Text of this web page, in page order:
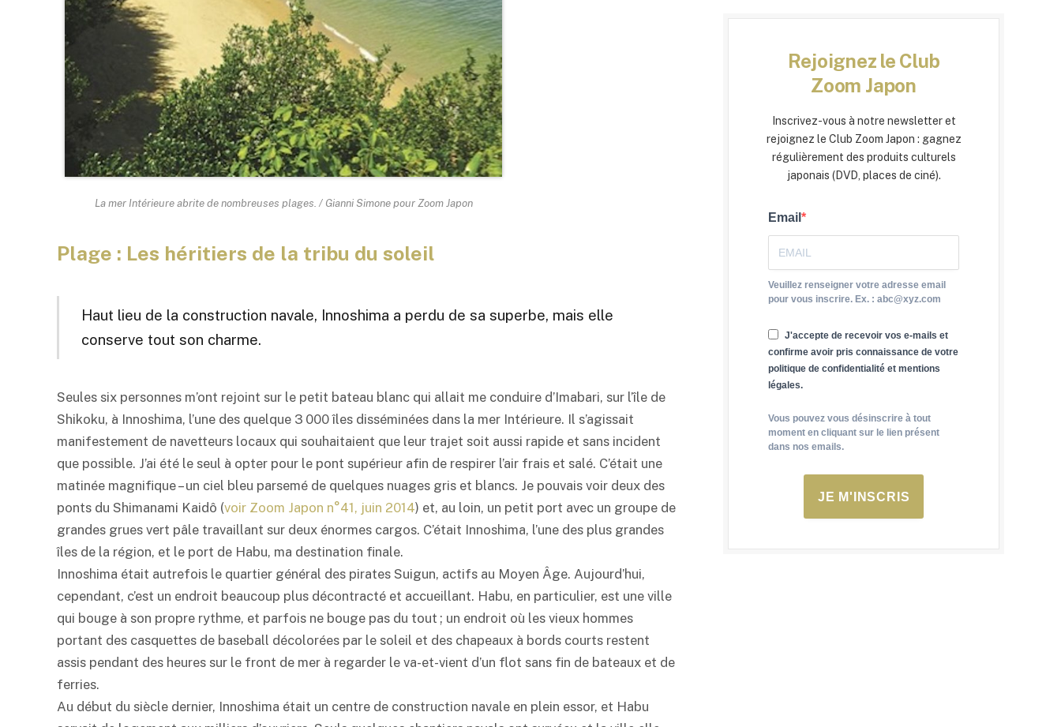
La mer Intérieure abrite de nombreuses plages. / Gianni Simone pour Zoom Japon
Plage : Les héritiers de la tribu du soleil
Haut lieu de la construction navale, Innoshima a perdu de sa superbe, mais elle
conserve tout son charme.
Seules six personnes m’ont rejoint sur le petit bateau blanc qui allait me conduire d’Imabari, sur l’île de
Shikoku, à Innoshima, l’une des quelque 3 000 îles disséminées dans la mer Intérieure. Il s’agissait
manifestement de navetteurs locaux qui souhaitaient que leur trajet soit aussi rapide et sans incident
que possible. J’ai été le seul à opter pour le pont supérieur afin de respirer l’air frais et salé. C’était une
matinée magnifique – un ciel bleu parsemé de quelques nuages gris et blancs. Je pouvais voir deux des
ponts du Shimanami Kaidô (voir Zoom Japon n°41, juin 2014) et, au loin, un petit port avec un groupe de
grandes grues vert pâle travaillant sur deux énormes cargos. C’était Innoshima, l’une des plus grandes
îles de la région, et le port de Habu, ma destination finale.
Innoshima était autrefois le quartier général des pirates Suigun, actifs au Moyen Âge. Aujourd’hui,
cependant, c’est un endroit beaucoup plus décontracté et accueillant. Habu, en particulier, est une ville
qui bouge à son propre rythme, et parfois ne bouge pas du tout ; un endroit où les vieux hommes
portant des casquettes de baseball décolorées par le soleil et des chapeaux à bords courts restent
assis pendant des heures sur le front de mer à regarder le va-et-vient d’un flot sans fin de bateaux et de
ferries.
Au début du siècle dernier, Innoshima était un centre de construction navale en plein essor, et Habu
Rejoignez le Club
Zoom Japon
Inscrivez-vous à notre newsletter et
rejoignez le Club Zoom Japon : gagnez
régulièrement des produits culturels
japonais (DVD, places de ciné).
Email
Veuillez renseigner votre adresse email
pour vous inscrire. Ex. : abc@xyz.com
J'accepte de recevoir vos e-mails et
confirme avoir pris connaissance de votre
politique de confidentialité et mentions
légales.
Vous pouvez vous désinscrire à tout
moment en cliquant sur le lien présent
dans nos emails.
JE M'INSCRIS